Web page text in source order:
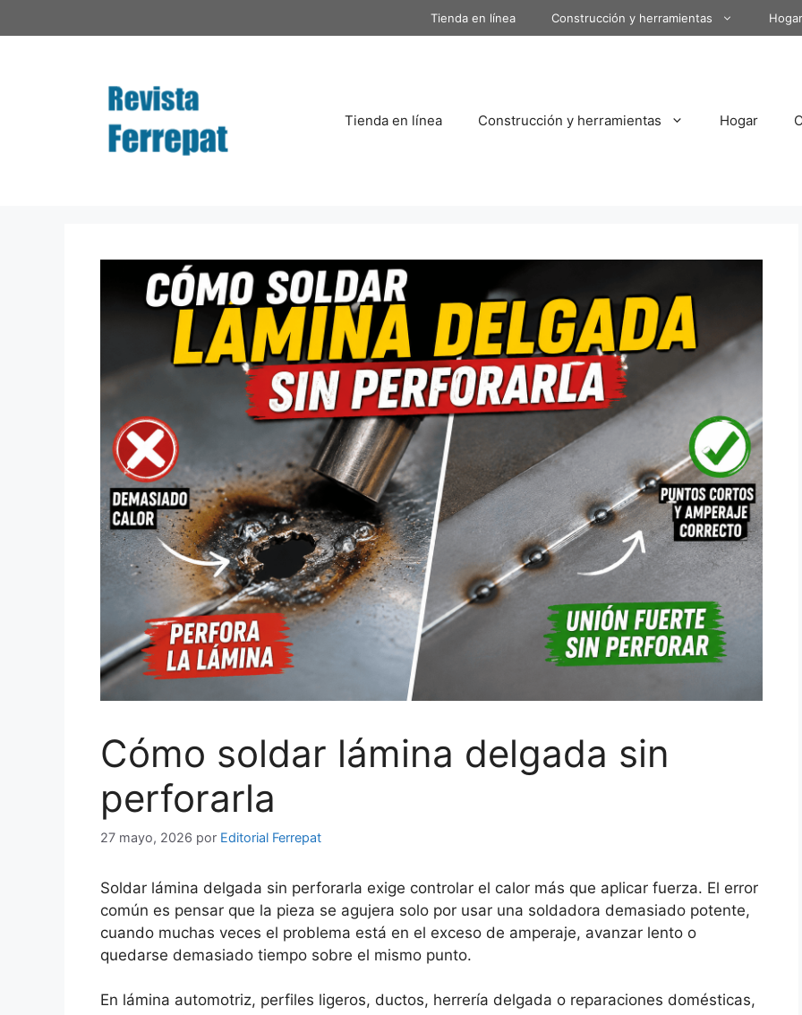
al
Tienda en línea Construcción y herramientas Hogar
Tienda en línea Construcción y herramientas Hogar
Cómo soldar lámina delgada sin
perforarla
27 mayo, 2026 por Editorial Ferrepat
Soldar lámina delgada sin perforarla exige controlar el calor más que aplicar fuerza. El error
común es pensar que la pieza se agujera solo por usar una soldadora demasiado potente,
cuando muchas veces el problema está en el exceso de amperaje, avanzar lento o
quedarse demasiado tiempo sobre el mismo punto.
En lámina automotriz, perfiles ligeros, ductos, herrería delgada o reparaciones domésticas,